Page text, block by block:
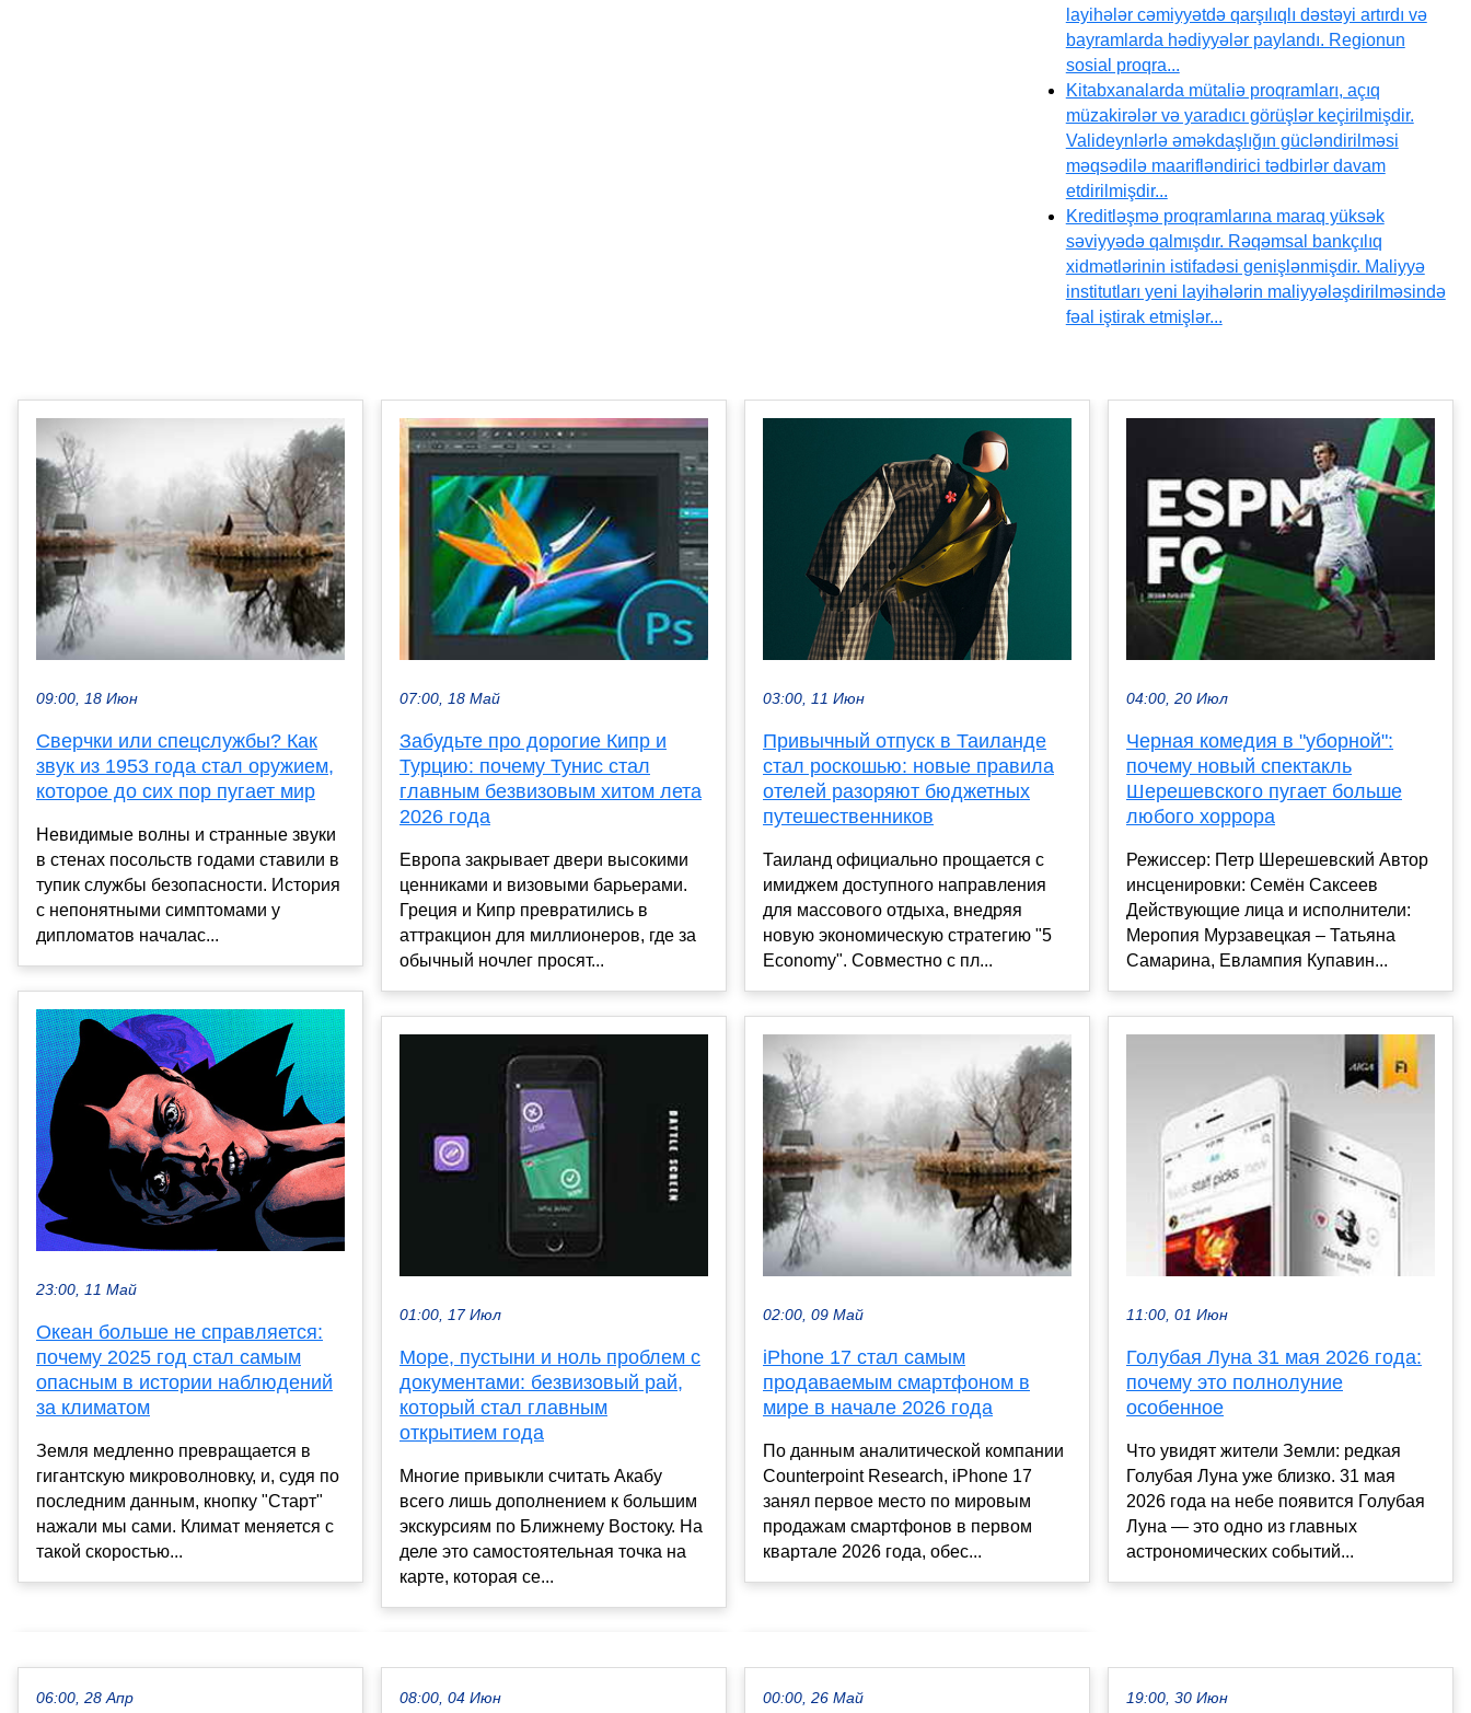
layihələr cəmiyyətdə qarşılıqlı dəstəyi artırdı və
bayramlarda hədiyyələr paylandı. Regionun
sosial proqra...
Kitabxanalarda mütaliə proqramları, açıq
müzakirələr və yaradıcı görüşlər keçirilmişdir.
Valideynlərlə əməkdaşlığın gücləndirilməsi
məqsədilə maarifləndirici tədbirlər davam
etdirilmişdir...
Kreditləşmə proqramlarına maraq yüksək
səviyyədə qalmışdır. Rəqəmsal bankçılıq
xidmətlərinin istifadəsi genişlənmişdir. Maliyyə
institutları yeni layihələrin maliyyələşdirilməsində
fəal iştirak etmişlər...
09:00, 18 Июн
Сверчки или спецслужбы? Как
звук из 1953 года стал оружием,
которое до сих пор пугает мир
Невидимые волны и странные звуки
в стенах посольств годами ставили в
тупик службы безопасности. История
с непонятными симптомами у
дипломатов началас...
23:00, 11 Май
Океан больше не справляется:
почему 2025 год стал самым
опасным в истории наблюдений
за климатом
Земля медленно превращается в
гигантскую микроволновку, и, судя по
последним данным, кнопку "Старт"
нажали мы сами. Климат меняется с
такой скоростью...
07:00, 18 Май
Забудьте про дорогие Кипр и
Турцию: почему Тунис стал
главным безвизовым хитом лета
2026 года
Европа закрывает двери высокими
ценниками и визовыми барьерами.
Греция и Кипр превратились в
аттракцион для миллионеров, где за
обычный ночлег просят...
01:00, 17 Июл
Море, пустыни и ноль проблем с
документами: безвизовый рай,
который стал главным
открытием года
Многие привыкли считать Акабу
всего лишь дополнением к большим
экскурсиям по Ближнему Востоку. На
деле это самостоятельная точка на
карте, которая се...
03:00, 11 Июн
Привычный отпуск в Таиланде
стал роскошью: новые правила
отелей разоряют бюджетных
путешественников
Таиланд официально прощается с
имиджем доступного направления
для массового отдыха, внедряя
новую экономическую стратегию "5
Economy". Совместно с пл...
02:00, 09 Май
iPhone 17 стал самым
продаваемым смартфоном в
мире в начале 2026 года
По данным аналитической компании
Counterpoint Research, iPhone 17
занял первое место по мировым
продажам смартфонов в первом
квартале 2026 года, обес...
04:00, 20 Июл
Черная комедия в "уборной":
почему новый спектакль
Шерешевского пугает больше
любого хоррора
Режиссер: Петр Шерешевский Автор
инсценировки: Семён Саксеев
Действующие лица и исполнители:
Меропия Мурзавецкая – Татьяна
Самарина, Евлампия Купавин...
11:00, 01 Июн
Голубая Луна 31 мая 2026 года:
почему это полнолуние
особенное
Что увидят жители Земли: редкая
Голубая Луна уже близко. 31 мая
2026 года на небе появится Голубая
Луна — это одно из главных
астрономических событий...
06:00, 28 Апр 08:00, 04 Июн 00:00, 26 Май 19:00, 30 Июн